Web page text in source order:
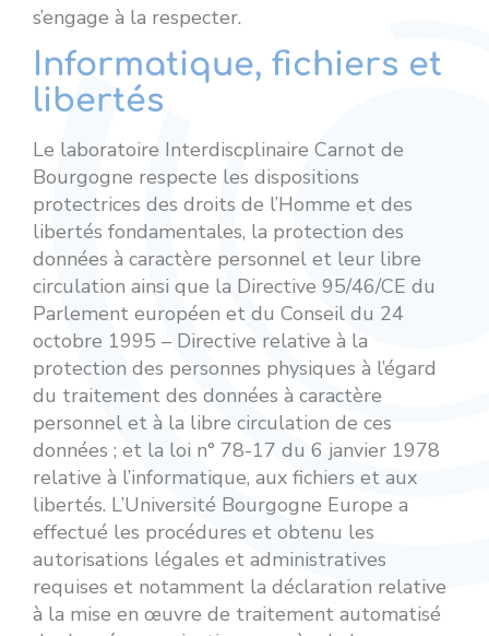
s’engage à la respecter.
Informatique, fichiers et
libertés
Le laboratoire Interdiscplinaire Carnot de
Bourgogne respecte les dispositions
protectrices des droits de l’Homme et des
libertés fondamentales, la protection des
données à caractère personnel et leur libre
circulation ainsi que la Directive 95/46/CE du
Parlement européen et du Conseil du 24
octobre 1995 – Directive relative à la
protection des personnes physiques à l’égard
du traitement des données à caractère
personnel et à la libre circulation de ces
données ; et la loi n° 78-17 du 6 janvier 1978
relative à l’informatique, aux fichiers et aux
libertés. L’Université Bourgogne Europe a
effectué les procédures et obtenu les
autorisations légales et administratives
requises et notamment la déclaration relative
à la mise en œuvre de traitement automatisé